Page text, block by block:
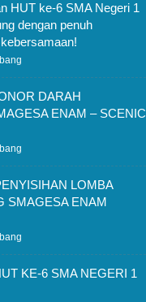
HUT ke-6 SMA Negeri 1
dengan penuh
DARAH
ENAM – SCENIC
LOMBA
SMAGESA ENAM
KE-6 SMA NEGERI 1